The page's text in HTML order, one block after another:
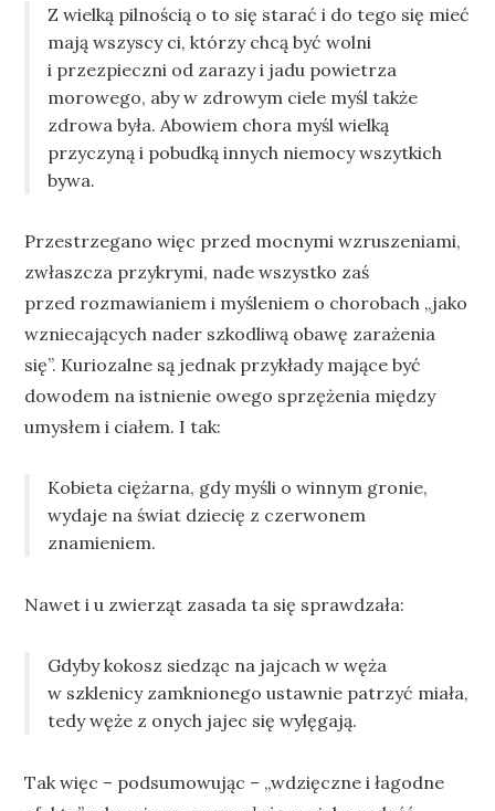
Z wielką pilnością o to się starać i do tego się mieć
mają wszyscy ci, którzy chcą być wolni
i przezpieczni od zarazy i jadu powietrza
morowego, aby w zdrowym ciele myśl także
zdrowa była. Abowiem chora myśl wielką
przyczyną i pobudką innych niemocy wszytkich
bywa.
Przestrzegano więc przed mocnymi wzruszeniami,
zwłaszcza przykrymi, nade wszystko zaś
przed rozmawianiem i myśleniem o chorobach „jako
wzniecających nader szkodliwą obawę zarażenia
się”. Kuriozalne są jednak przykłady mające być
dowodem na istnienie owego sprzężenia między
umysłem i ciałem. I tak:
Kobieta ciężarna, gdy myśli o winnym gronie,
wydaje na świat dziecię z czerwonem
znamieniem.
Nawet i u zwierząt zasada ta się sprawdzała:
Gdyby kokosz siedząc na jajcach w węża
w szklenicy zamknionego ustawnie patrzyć miała,
tedy węże z onych jajec się wylęgają.
Tak więc – podsumowując – „wdzięczne i łagodne